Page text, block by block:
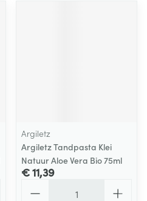
Argiletz
Argiletz Tandpasta Klei
Natuur Aloe Vera Bio 75ml
€ 11,39